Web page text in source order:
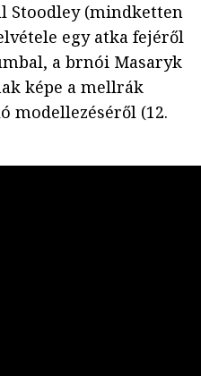
Stoodley (mindketten
egy atka fejéről
a brnói Masaryk
képe a mellrák
modellezéséről (12.